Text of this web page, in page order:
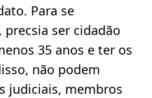
Para se
ser cidadão
35 anos e ter os
não podem
judiciais, membros